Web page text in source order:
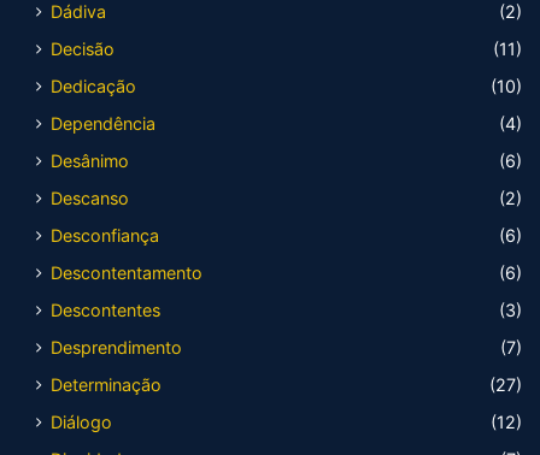
Dádiva
(2)
Decisão
(11)
Dedicação
(10)
Dependência
(4)
Desânimo
(6)
Descanso
(2)
Desconfiança
(6)
Descontentamento
(6)
Descontentes
(3)
Desprendimento
(7)
Determinação
(27)
Diálogo
(12)